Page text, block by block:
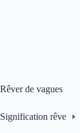
Rêver de vagues
Signification rêve